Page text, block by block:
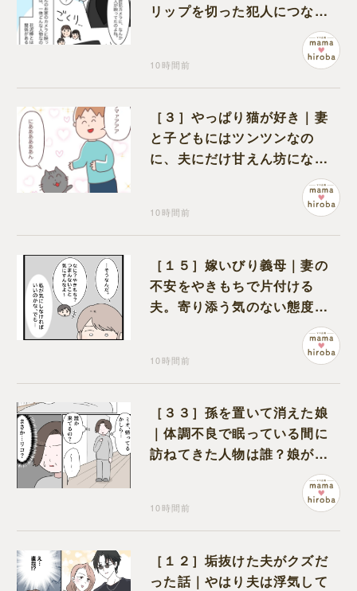
リップを切った犯人につなが
る証拠になるのか期待する
10時間前
［３］やっぱり猫が好き｜妻
と子どもにはツンツンなの
に、夫にだけ甘えん坊になる
10時間前
［１５］嫁いびり義母｜妻の
不安をやきもちで片付ける
夫。寄り添う気のない態度に
10時間前
［３３］孫を置いて消えた娘
｜体調不良で眠っている間に
訪ねてきた人物は誰？娘が戻
ってきたのかと不安になる
10時間前
［１２］垢抜けた夫がクズだ
った話｜やはり夫は浮気して